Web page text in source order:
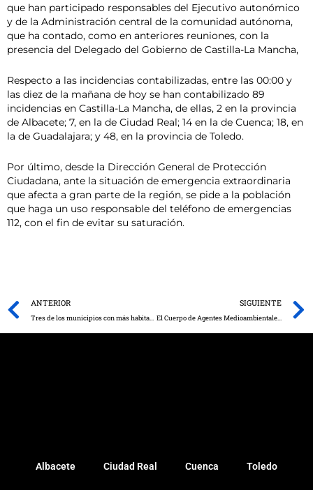
que han participado responsables del Ejecutivo autonómico
y de la Administración central de la comunidad autónoma,
que ha contado, como en anteriores reuniones, con la
presencia del Delegado del Gobierno de Castilla-La Mancha,
Respecto a las incidencias contabilizadas, entre las 00:00 y
las diez de la mañana de hoy se han contabilizado 89
incidencias en Castilla-La Mancha, de ellas, 2 en la provincia
de Albacete; 7, en la de Ciudad Real; 14 en la de Cuenca; 18, en
la de Guadalajara; y 48, en la provincia de Toledo.
Por último, desde la Dirección General de Protección
Ciudadana, ante la situación de emergencia extraordinaria
que afecta a gran parte de la región, se pide a la población
que haga un uso responsable del teléfono de emergencias
112, con el fin de evitar su saturación.
Prev
ANTERIOR
Tres de los municipios con más habitantes de Castilla-La Mancha ya están en nivel 3 y mañana se evaluará la situación de otros tres
SIGUIENTE
El Cuerpo de Agentes Medioambientales interviene en más de 25 incidencias urgentes en diferentes zonas rurales de la provincia de Albacete provocadas por el temporal “Filomena”
Albacete Ciudad Real Cuenca Toledo